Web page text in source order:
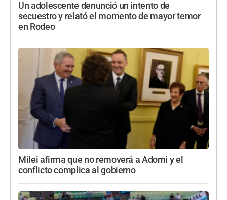
Un adolescente denunció un intento de
secuestro y relató el momento de mayor temor
en Rodeo
Milei afirma que no removerá a Adorni y el
conflicto complica al gobierno